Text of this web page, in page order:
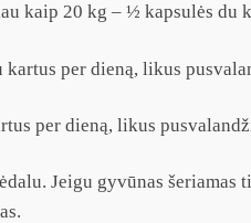
kaip 20 kg – ½ kapsulės
per dieną, likus
per dieną, likus
Jeigu gyvūnas